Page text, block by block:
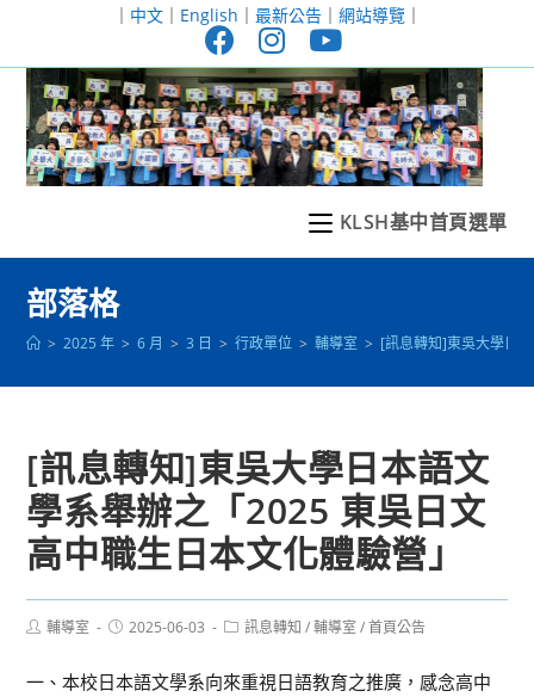
至
｜ 中文｜ English ｜ 最新公告｜ 網站導覽｜
KLSH基中首頁選單
部落格
> 2025 年 > 6 月 > 3 日 > 行政單位 > 輔導室 > [訊息轉知]東吳大學日
[訊息轉知]東吳大學日本語文
學系舉辦之「2025 東吳日文
高中職生日本文化體驗營」
Post輔導室
Post2025-06-03
Post訊息轉知 / 輔導室 / 首頁公告
一、本校日本語文學系向來重視日語教育之推廣，感念高中